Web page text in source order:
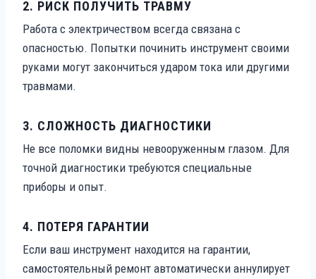
2. РИСК ПОЛУЧИТЬ ТРАВМУ
Работа с электричеством всегда связана с
опасностью. Попытки починить инструмент своими
руками могут закончиться ударом тока или другими
травмами.
3. СЛОЖНОСТЬ ДИАГНОСТИКИ
Не все поломки видны невооруженным глазом. Для
точной диагностики требуются специальные
приборы и опыт.
4. ПОТЕРЯ ГАРАНТИИ
Если ваш инструмент находится на гарантии,
самостоятельный ремонт автоматически аннулирует